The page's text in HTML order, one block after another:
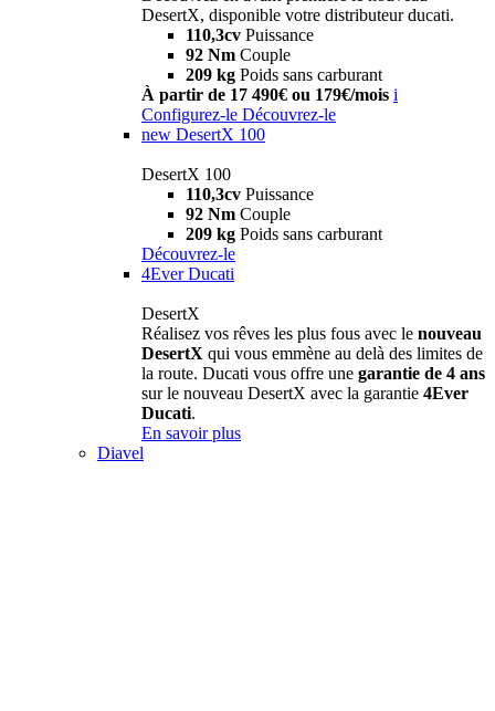
DesertX, disponible votre distributeur ducati.
110,3cv Puissance
92 Nm Couple
209 kg Poids sans carburant
À partir de 17 490€ ou 179€/mois i
Configurez-le Découvrez-le
new DesertX 100
DesertX 100
110,3cv Puissance
92 Nm Couple
209 kg Poids sans carburant
Découvrez-le
4Ever Ducati
DesertX
Réalisez vos rêves les plus fous avec le nouveau
DesertX qui vous emmène au delà des limites de
la route. Ducati vous offre une garantie de 4 ans
sur le nouveau DesertX avec la garantie 4Ever
Ducati.
En savoir plus
Diavel